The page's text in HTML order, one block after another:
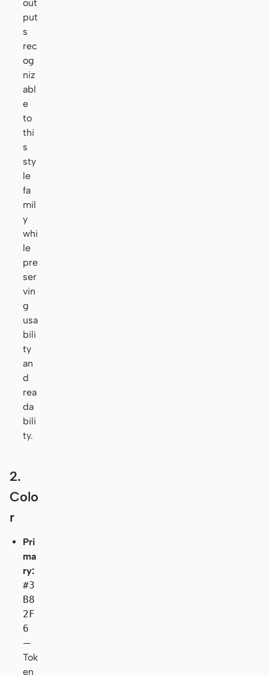
out
put
s
rec
og
niz
abl
e
to
thi
s
sty
le
fa
mil
y
whi
le
pre
ser
vin
g
usa
bili
ty
an
d
rea
da
bili
ty.
2.
Colo
r
Pri
ma
ry:
#3
B8
2F
6
—
Tok
en